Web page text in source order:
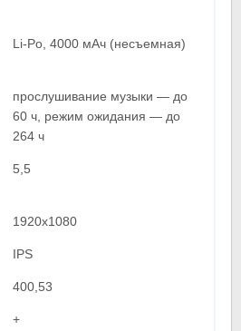
Li-Po, 4000 мАч (несъемная)
прослушивание музыки — до
60 ч, режим ожидания — до
264 ч
5,5
1920х1080
IPS
400,53
+